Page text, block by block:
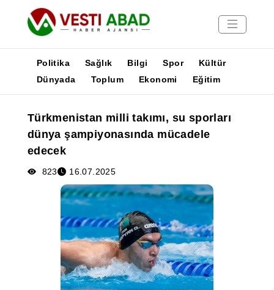
Yayınlar
Medya
Poster
Politika Sağlık Bilgi Spor
Kültür
Dünyada
Toplum Ekonomi Eğitim
Türkmenistan milli takımı, su sporları
dünya şampiyonasında mücadele
edecek
823 16.07.2025